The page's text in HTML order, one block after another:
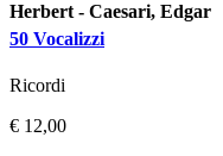
Herbert - Caesari, Edgar
50 Vocalizzi
Ricordi
€ 12,00